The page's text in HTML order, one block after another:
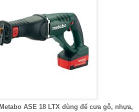
ASE 18 LTX dùng để cưa gỗ, nhựa,